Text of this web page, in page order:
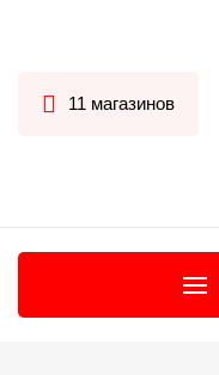
11 магазинов